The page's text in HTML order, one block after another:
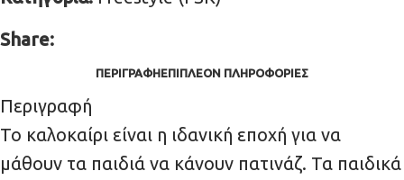
Share:
ΠΕΡΙΓΡΑΦΉΕΠΙΠΛΈΟΝ ΠΛΗΡΟΦΟΡΊΕΣ
Περιγραφή
Το καλοκαίρι είναι η ιδανική εποχή για να
μάθουν τα παιδιά να κάνουν πατινάζ. Τα παιδικά